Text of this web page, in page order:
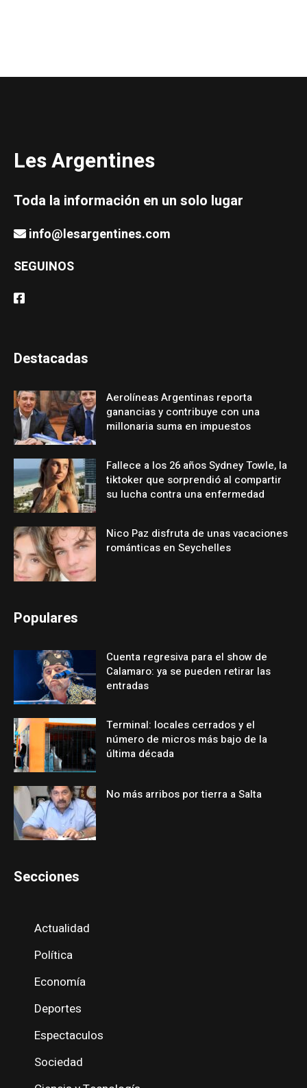
Les Argentines
Toda la información en un solo lugar
info@lesargentines.com
SEGUINOS
Destacadas
Aerolíneas Argentinas reporta
ganancias y contribuye con una
millonaria suma en impuestos
Fallece a los 26 años Sydney Towle, la
tiktoker que sorprendió al compartir
su lucha contra una enfermedad
Nico Paz disfruta de unas vacaciones
románticas en Seychelles
Populares
Cuenta regresiva para el show de
Calamaro: ya se pueden retirar las
entradas
Terminal: locales cerrados y el
número de micros más bajo de la
última década
No más arribos por tierra a Salta
Secciones
Actualidad
Política
Economía
Deportes
Espectaculos
Sociedad